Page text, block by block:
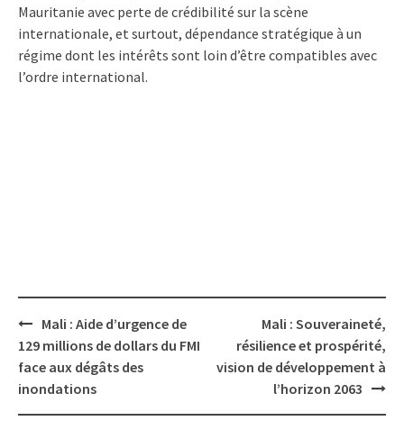
Mauritanie avec perte de crédibilité sur la scène
internationale, et surtout, dépendance stratégique à un
régime dont les intérêts sont loin d’être compatibles avec
l’ordre international.
Post
navigation
Mali : Aide d’urgence de
129 millions de dollars du FMI
face aux dégâts des
inondations
Mali : Souveraineté,
résilience et prospérité,
vision de développement à
l’horizon 2063